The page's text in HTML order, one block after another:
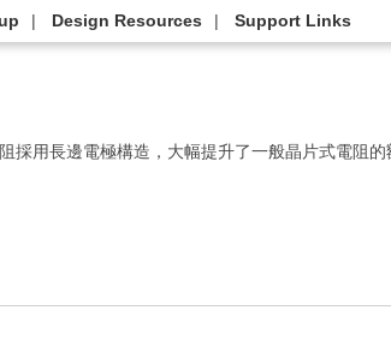
Design Resources Support Links
採用長邊電極構造，大幅提升了一般晶片式電阻